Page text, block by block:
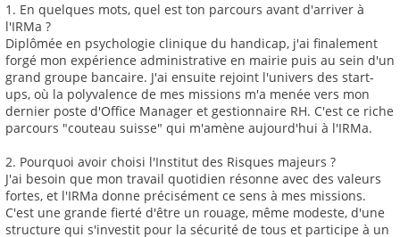
1. En quelques mots, quel est ton parcours avant d'arriver à
l'IRMa ?
Diplômée en psychologie clinique du handicap, j'ai finalement
forgé mon expérience administrative en mairie puis au sein d'un
grand groupe bancaire. J'ai ensuite rejoint l'univers des start-
ups, où la polyvalence de mes missions m'a menée vers mon
dernier poste d'Office Manager et gestionnaire RH. C'est ce riche
parcours "couteau suisse" qui m'amène aujourd'hui à l'IRMa.
2. Pourquoi avoir choisi l'Institut des Risques majeurs ?
J'ai besoin que mon travail quotidien résonne avec des valeurs
fortes, et l'IRMa donne précisément ce sens à mes missions.
C'est une grande fierté d'être un rouage, même modeste, d'une
structure qui s'investit pour la sécurité de tous et participe à un